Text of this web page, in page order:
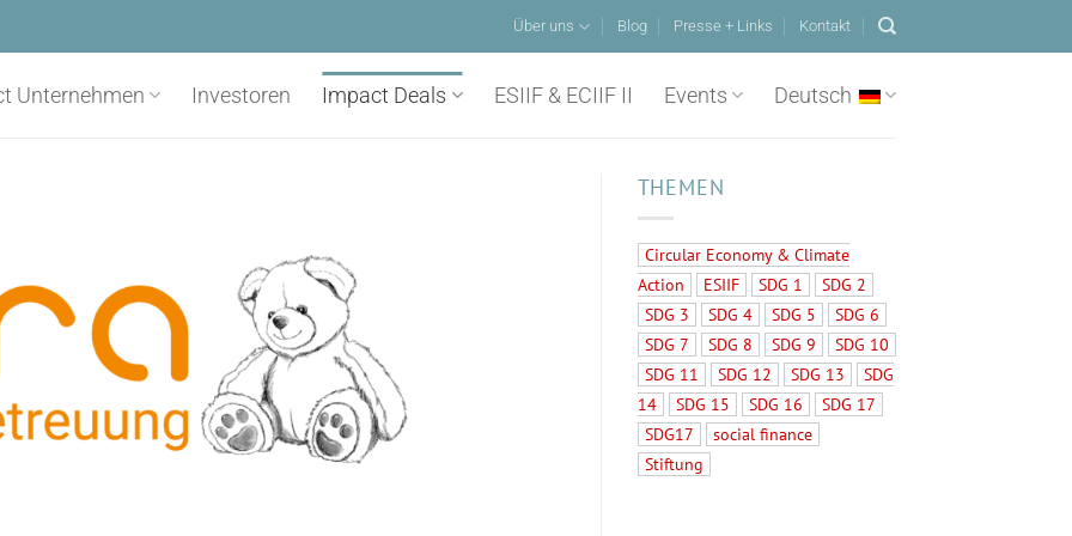
Über uns Blog Presse + Links Kontakt
Unternehmen Investoren Impact Deals ESIIF & ECIIF II Events Deutsch
THEMEN
Circular Economy & Climate
Action
ESIIF SDG 1
SDG 2
SDG 3
SDG 4 SDG 5
SDG 6
SDG 7
SDG 8 SDG 9
SDG 10
SDG 11
SDG 12 SDG 13
SDG
14
SDG 15 SDG 16
SDG 17
SDG17
social finance
Stiftung